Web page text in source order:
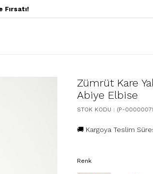
Zümrüt Kare
Abiye Elbise
STOK KODU (P-
🚚 Kargoya Teslim
Renk